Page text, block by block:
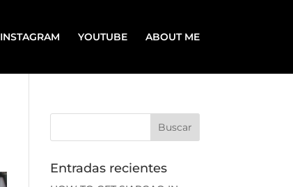
INSTAGRAM YOUTUBE ABOUT ME
Entradas recientes